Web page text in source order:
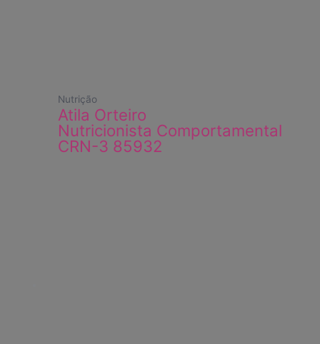
Nutrição
Atila Orteiro
Nutricionista Comportamental
CRN-3 85932